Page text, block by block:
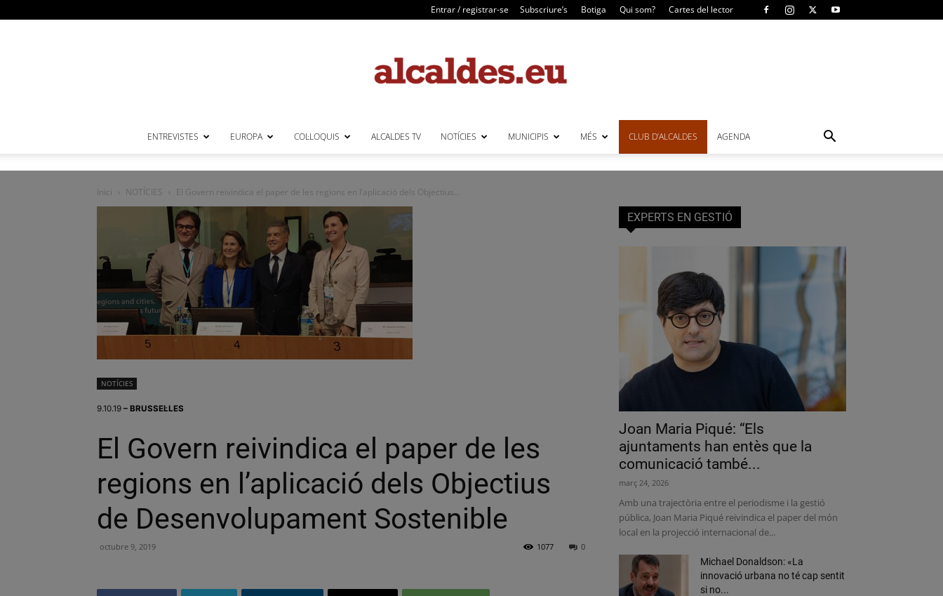
Entrar / registrar-se Subscriure’s Botiga Qui som? Cartes del lector
ENTREVISTES EUROPA COL·LOQUIS ALCALDES TV NOTÍCIES MUNICIPIS MÉS CLUB D’ALCALDES AGENDA
Inici NOTÍCIES El Govern reivindica el paper de les regions en l’aplicació dels Objectius...
NOTÍCIES
9.10.19 – BRUSSEL·LES
El Govern reivindica el paper de les
regions en l’aplicació dels Objectius
de Desenvolupament Sostenible
octubre 9, 2019 0
1077
EXPERTS EN GESTIÓ
Joan Maria Piqué: “Els
ajuntaments han entès que la
comunicació també...
març 24, 2026
Amb una trajectòria entre el periodisme i la gestió
pública, Joan Maria Piqué reivindica el paper del món
local en la projecció internacional de...
Michael Donaldson: «La
innovació urbana no té cap sentit
si no...